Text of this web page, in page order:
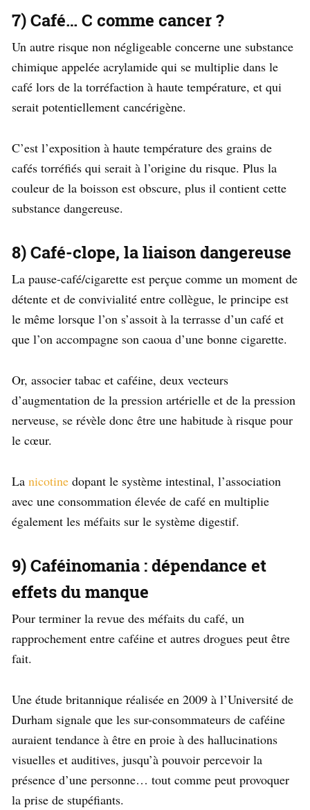
7) Café… C comme cancer ?
Un autre risque non négligeable concerne une substance
chimique appelée acrylamide qui se multiplie dans le
café lors de la torréfaction à haute température, et qui
serait potentiellement cancérigène.
C’est l’exposition à haute température des grains de
cafés torréfiés qui serait à l’origine du risque. Plus la
couleur de la boisson est obscure, plus il contient cette
substance dangereuse.
8) Café-clope, la liaison dangereuse
La pause-café/cigarette est perçue comme un moment de
détente et de convivialité entre collègue, le principe est
le même lorsque l’on s’assoit à la terrasse d’un café et
que l’on accompagne son caoua d’une bonne cigarette.
Or, associer tabac et caféine, deux vecteurs
d’augmentation de la pression artérielle et de la pression
nerveuse, se révèle donc être une habitude à risque pour
le cœur.
La nicotine dopant le système intestinal, l’association
avec une consommation élevée de café en multiplie
également les méfaits sur le système digestif.
9) Caféinomania : dépendance et
effets du manque
Pour terminer la revue des méfaits du café, un
rapprochement entre caféine et autres drogues peut être
fait.
Une étude britannique réalisée en 2009 à l’Université de
Durham signale que les sur-consommateurs de caféine
auraient tendance à être en proie à des hallucinations
visuelles et auditives, jusqu’à pouvoir percevoir la
présence d’une personne… tout comme peut provoquer
la prise de stupéfiants.